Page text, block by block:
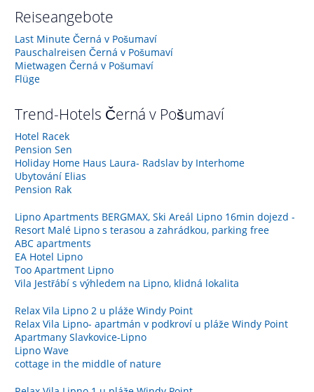
Reiseangebote
Last Minute Černá v Pošumaví
Pauschalreisen Černá v Pošumaví
Mietwagen Černá v Pošumaví
Flüge
Trend-Hotels Černá v Pošumaví
Hotel Racek
Pension Sen
Holiday Home Haus Laura- Radslav by Interhome
Ubytování Elias
Pension Rak
Lipno Apartments BERGMAX, Ski Areál Lipno 16min dojezd -
Resort Malé Lipno s terasou a zahrádkou, parking free
ABC apartments
EA Hotel Lipno
Too Apartment Lipno
Vila Jestřábí s výhledem na Lipno, klidná lokalita
Relax Vila Lipno 2 u pláže Windy Point
Relax Vila Lipno- apartmán v podkroví u pláže Windy Point
Apartmany Slavkovice-Lipno
Lipno Wave
cottage in the middle of nature